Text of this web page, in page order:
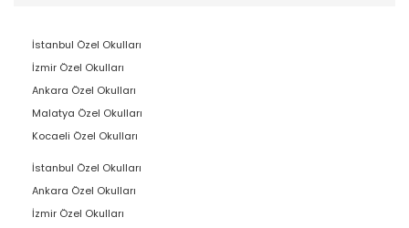
İstanbul Özel Okulları
İzmir Özel Okulları
Ankara Özel Okulları
Malatya Özel Okulları
Kocaeli Özel Okulları
İstanbul Özel Okulları
Ankara Özel Okulları
İzmir Özel Okulları